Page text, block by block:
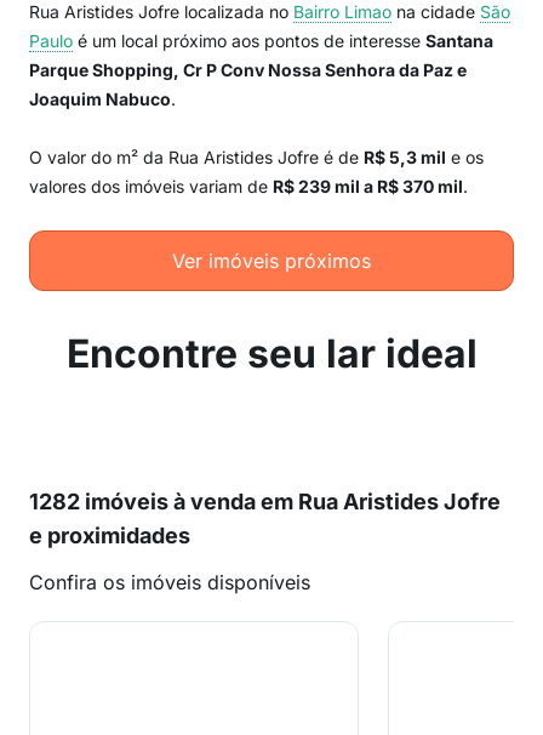
Rua Aristides Jofre localizada no Bairro Limao na cidade São
Paulo é um local próximo aos pontos de interesse Santana
Parque Shopping, Cr P Conv Nossa Senhora da Paz e
Joaquim Nabuco.
O valor do m² da Rua Aristides Jofre é de R$ 5,3 mil e os
valores dos imóveis variam de R$ 239 mil a R$ 370 mil.
Ver imóveis próximos
Encontre seu lar ideal
1282 imóveis à venda em Rua Aristides Jofre
e proximidades
Confira os imóveis disponíveis